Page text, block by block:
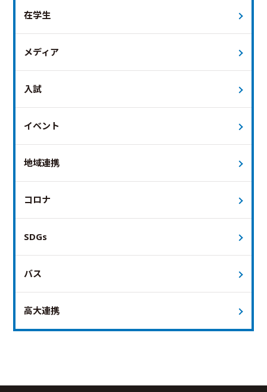
在学生
メディア
入試
イベント
地域連携
コロナ
SDGs
バス
高大連携